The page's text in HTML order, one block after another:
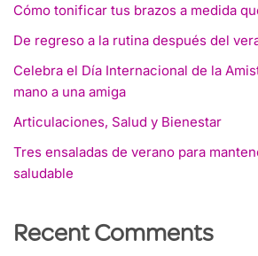
Cómo tonificar tus brazos a medida
De regreso a la rutina después del
Celebra el Día Internacional de la
mano a una amiga
Articulaciones, Salud y Bienestar
Tres ensaladas de verano para
saludable
Recent Comments